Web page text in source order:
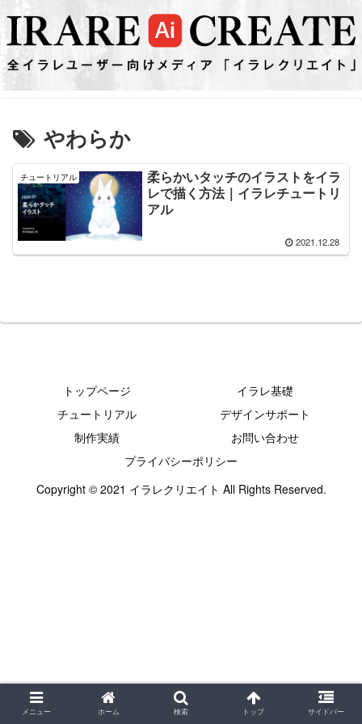
やわらか
チュートリアル
柔らかいタッチのイラストをイラ
レで描く方法｜イラレチュートリ
アル
2021.12.28
トップページ
イラレ基礎
チュートリアル
デザインサポート
制作実績
お問い合わせ
プライバシーポリシー
Copyright © 2021 イラレクリエイト All Rights Reserved.
メニュー ホーム 検索 トップ サイドバー